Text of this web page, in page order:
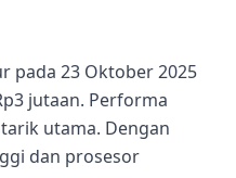
pada 23 Oktober 2025
jutaan. Performa
utama. Dengan
dan prosesor